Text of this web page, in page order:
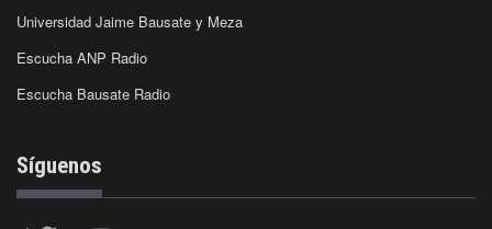
Universidad Jaime Bausate y Meza
Escucha ANP Radio
Escucha Bausate Radio
Síguenos